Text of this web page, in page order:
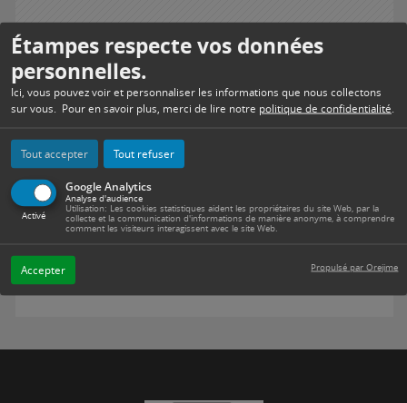
Étampes respecte vos données
personnelles.
Ici, vous pouvez voir et personnaliser les informations que nous collectons
sur vous. Pour en savoir plus, merci de lire notre politique de confidentialité
Tout accepter Tout refuser
Google Analytics
Activé
Analyse d'audience
Utilisation: Les cookies statistiques aident les propriétaires du site Web, par la
collecte et la communication d'informations de manière anonyme, à comprendre
comment les visiteurs interagissent avec le site Web.
Accepter Propulsé par Orejime
PORTAIL FAMILLE
MENUS SCOLAIRES
INFOS +
Cliquer-ici pour consulter le site internet de la CAESE.